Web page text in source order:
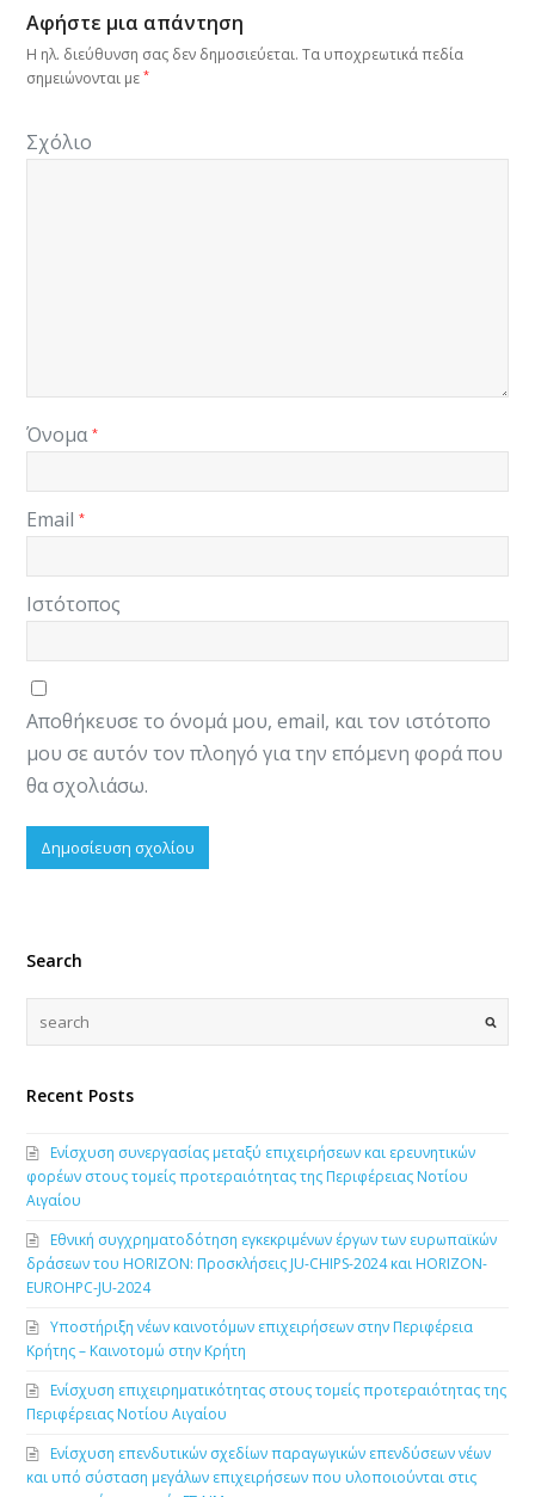
Αφήστε μια απάντηση
Η ηλ. διεύθυνση σας δεν δημοσιεύεται. Τα υποχρεωτικά πεδία
σημειώνονται με*
Σχόλιο
Όνομα*
Email*
Ιστότοπος
Αποθήκευσε το όνομά μου, email, και τον ιστότοπο
μου σε αυτόν τον πλοηγό για την επόμενη φορά που
θα σχολιάσω.
Search
Recent Posts
Ενίσχυση συνεργασίας μεταξύ επιχειρήσεων και ερευνητικών
φορέων στους τομείς προτεραιότητας της Περιφέρειας Νοτίου
Αιγαίου
Εθνική συγχρηματοδότηση εγκεκριμένων έργων των ευρωπαϊκών
δράσεων του HORIZON: Προσκλήσεις JU-CHIPS-2024 και HORIZON-
EUROHPC-JU-2024
Υποστήριξη νέων καινοτόμων επιχειρήσεων στην Περιφέρεια
Κρήτης – Καινοτομώ στην Κρήτη
Ενίσχυση επιχειρηματικότητας στους τομείς προτεραιότητας της
Περιφέρειας Νοτίου Αιγαίου
Ενίσχυση επενδυτικών σχεδίων παραγωγικών επενδύσεων νέων
και υπό σύσταση μεγάλων επιχειρήσεων που υλοποιούνται στις